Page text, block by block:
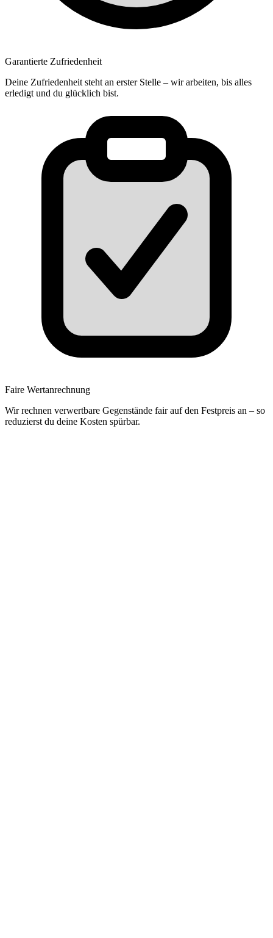
Garantierte Zufriedenheit
Deine Zufriedenheit steht an erster Stelle – wir arbeiten, bis alles
erledigt und du glücklich bist.
Faire Wertanrechnung
Wir rechnen verwertbare Gegenstände fair auf den Festpreis an – so
reduzierst du deine Kosten spürbar.